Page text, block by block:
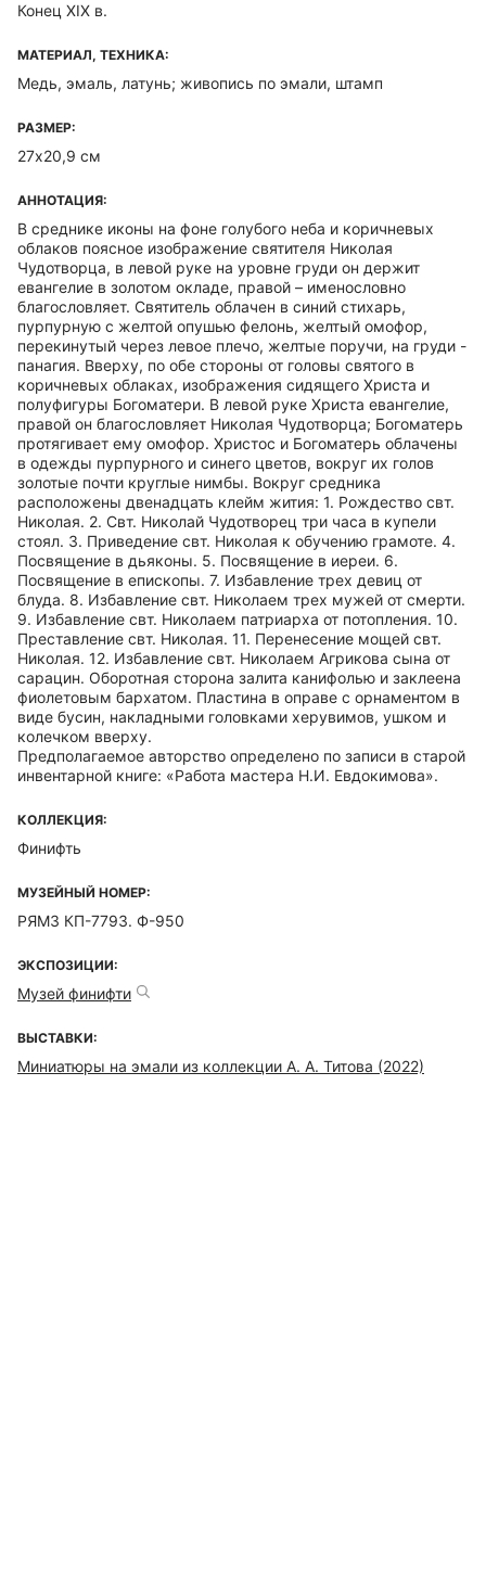
Конец XIX в.
МАТЕРИАЛ, ТЕХНИКА:
Медь, эмаль, латунь; живопись по эмали, штамп
РАЗМЕР:
27х20,9 см
АННОТАЦИЯ:
В среднике иконы на фоне голубого неба и коричневых
облаков поясное изображение святителя Николая
Чудотворца, в левой руке на уровне груди он держит
евангелие в золотом окладе, правой – именословно
благословляет. Святитель облачен в синий стихарь,
пурпурную с желтой опушью фелонь, желтый омофор,
перекинутый через левое плечо, желтые поручи, на груди -
панагия. Вверху, по обе стороны от головы святого в
коричневых облаках, изображения сидящего Христа и
полуфигуры Богоматери. В левой руке Христа евангелие,
правой он благословляет Николая Чудотворца; Богоматерь
протягивает ему омофор. Христос и Богоматерь облачены
в одежды пурпурного и синего цветов, вокруг их голов
золотые почти круглые нимбы. Вокруг средника
расположены двенадцать клейм жития: 1. Рождество свт.
Николая. 2. Свт. Николай Чудотворец три часа в купели
стоял. 3. Приведение свт. Николая к обучению грамоте. 4.
Посвящение в дьяконы. 5. Посвящение в иереи. 6.
Посвящение в епископы. 7. Избавление трех девиц от
блуда. 8. Избавление свт. Николаем трех мужей от смерти.
9. Избавление свт. Николаем патриарха от потопления. 10.
Преставление свт. Николая. 11. Перенесение мощей свт.
Николая. 12. Избавление свт. Николаем Агрикова сына от
сарацин. Оборотная сторона залита канифолью и заклеена
фиолетовым бархатом. Пластина в оправе с орнаментом в
виде бусин, накладными головками херувимов, ушком и
колечком вверху.
Предполагаемое авторство определено по записи в старой
инвентарной книге: «Работа мастера Н.И. Евдокимова».
КОЛЛЕКЦИЯ:
Финифть
МУЗЕЙНЫЙ НОМЕР:
РЯМЗ КП-7793. Ф-950
ЭКСПОЗИЦИИ:
Музей финифти
ВЫСТАВКИ:
Миниатюры на эмали из коллекции А. А. Титова (2022)